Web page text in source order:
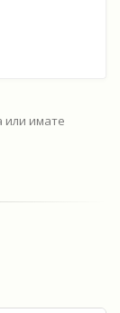
или имате